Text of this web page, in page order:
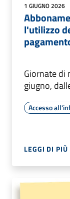
1 GIUGNO 2026
l'utilizzo
Giornate di
giugno,
Accesso
LEGGI DI PIÙ